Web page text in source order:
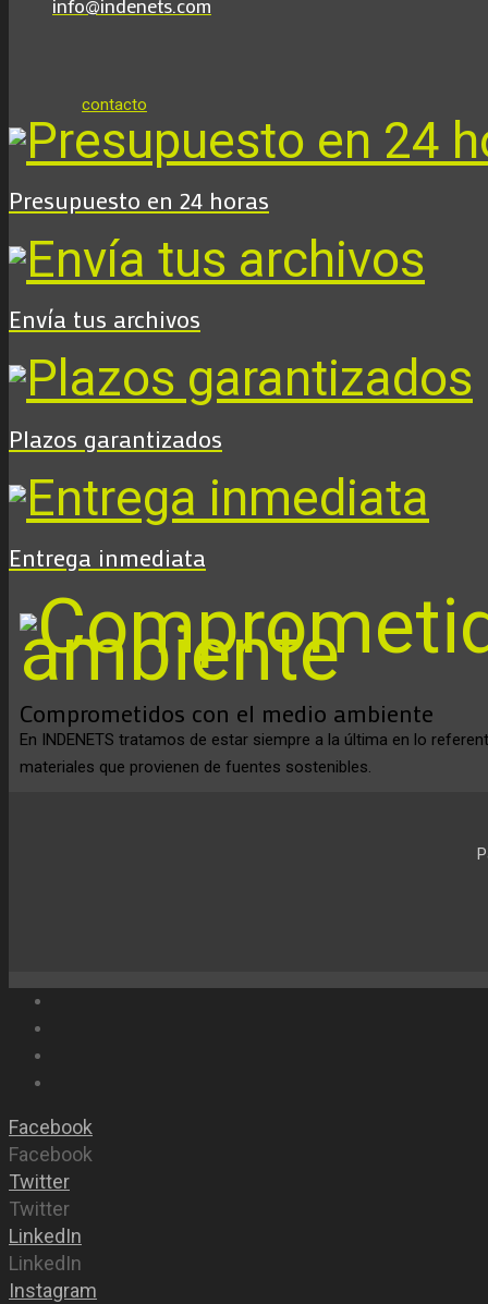
info@indenets.com
contacto
Presupuesto en 24 horas
Envía tus archivos
Plazos garantizados
Entrega inmediata
Comprometidos con el medio ambiente
En INDENETS tratamos de estar siempre a la última en lo
materiales que provienen de fuentes sostenibles.
Facebook
Facebook
Twitter
Twitter
LinkedIn
LinkedIn
Instagram